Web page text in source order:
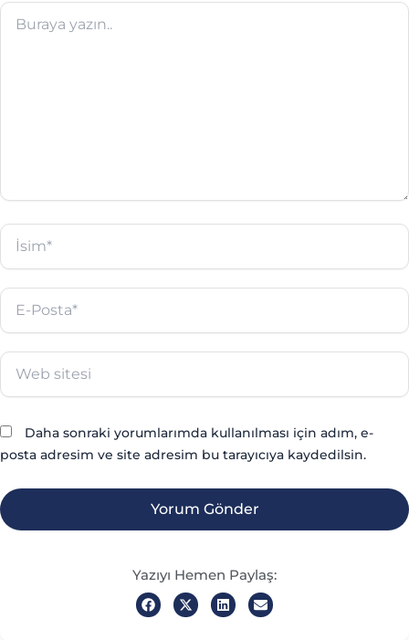
Buraya
yazın..
İsim*
E-
Posta*
Web
sitesi
Daha sonraki yorumlarımda kullanılması için adım, e-
posta adresim ve site adresim bu tarayıcıya kaydedilsin.
Yazıyı Hemen Paylaş: